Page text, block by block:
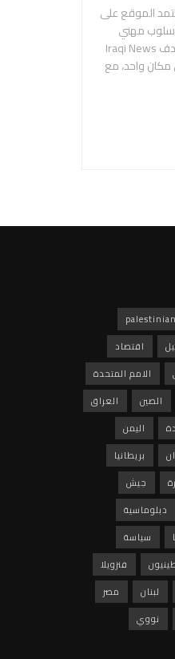
الموقع على
مهني
ومحايد، بهدف تقديم المعلومة بدقة ووضوح، وبما يراعي المصداقية واحترام القارئ. يهدف Iraqi News
مكان واحد، مع
اقتصاد
الامم المتحدة
الصين
العراق
اليمن
بريطانيا
جيش
دبلوماسية
سياسة
فنزويلا
لبنان
مصر
نووي